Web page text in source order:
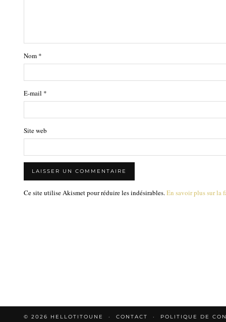
Nom *
E-mail *
Site web
Ce site utilise Akismet pour réduire les indésirables. En savoir plus sur la
© 2026 HELLOTITOUNE CONTACT POLITIQUE DE